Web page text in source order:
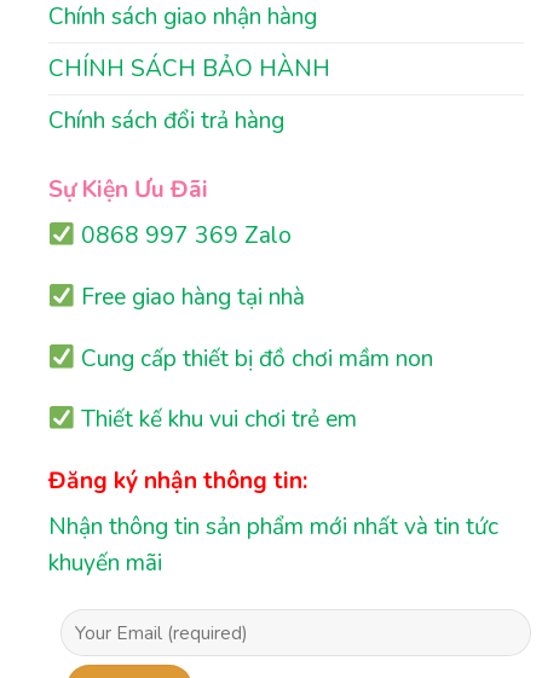
Chính sách giao nhận hàng
CHÍNH SÁCH BẢO HÀNH
Chính sách đổi trả hàng
Sự Kiện Ưu Đãi
0868 997 369 Zalo
Free giao hàng tại nhà
Cung cấp thiết bị đồ chơi mầm non
Thiết kế khu vui chơi trẻ em
Đăng ký nhận thông tin:
Nhận thông tin sản phẩm mới nhất và tin tức
khuyến mãi